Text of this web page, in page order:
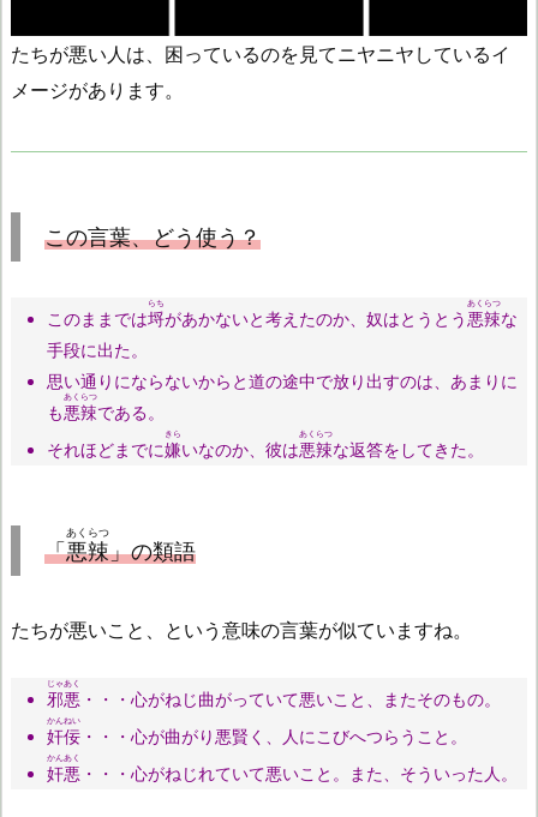
たちが悪い人は、困っているのを見てニヤニヤしているイ
メージがあります。
この言葉、どう使う？
このままでは埒
らち
があかないと考えたのか、奴はとうとう 悪辣
あくらつ
な
手段に出た。
思い通りにならないからと道の途中で放り出すのは、あまりに
も悪辣
あくらつ
である。
それほどまでに嫌
きら
いなのか、彼は悪辣
あくらつ
な返答をしてきた。
「悪辣
あくらつ
」の類語
たちが悪いこと、という意味の言葉が似ていますね。
邪悪
じゃあく
・・・心がねじ曲がっていて悪いこと、またそのもの。
奸佞
かんねい
・・・心が曲がり悪賢く、人にこびへつらうこと。
奸悪
かんあく
・・・心がねじれていて悪いこと。また、そういった人。